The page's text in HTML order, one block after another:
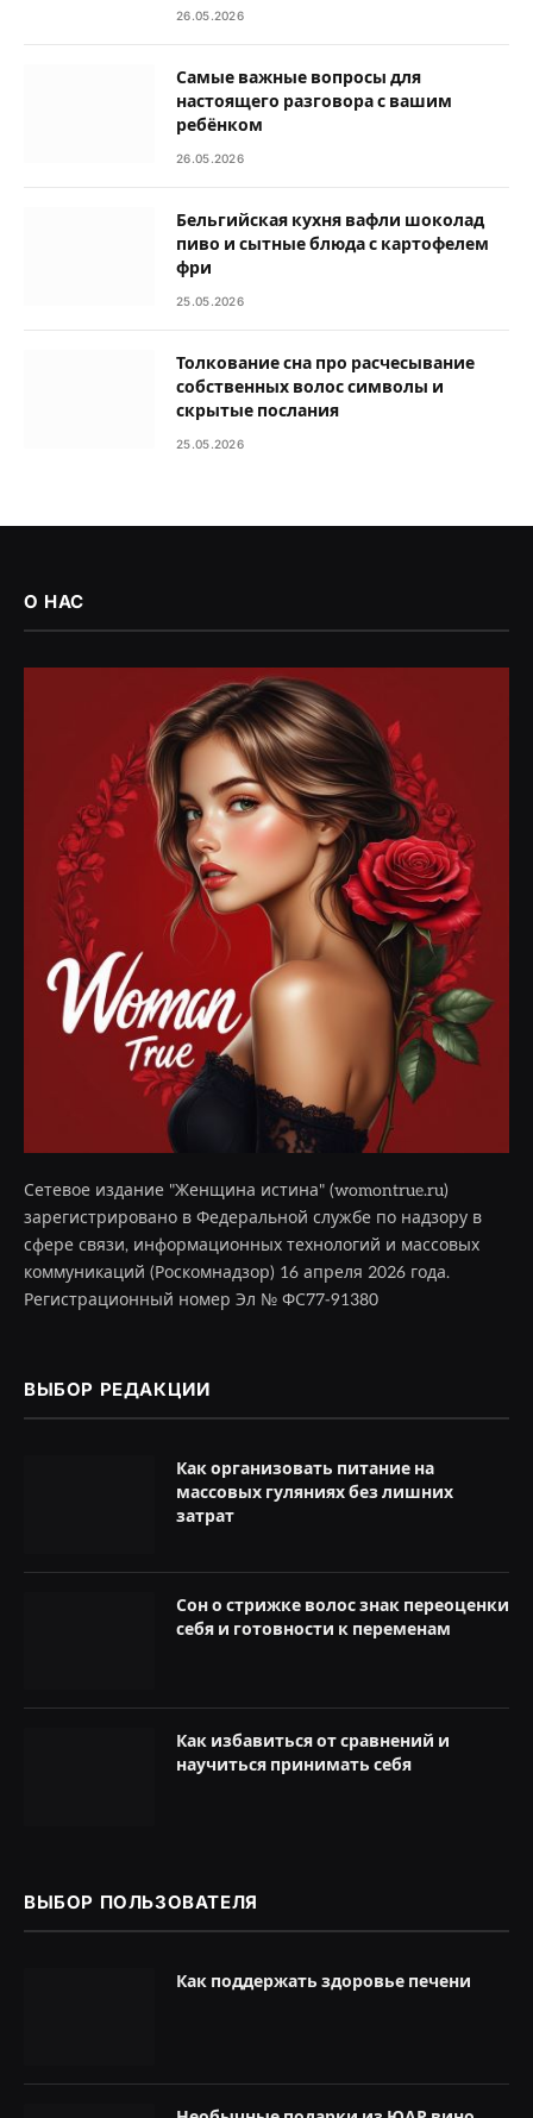
26.05.2026
Самые важные вопросы для
настоящего разговора с вашим
ребёнком
26.05.2026
Бельгийская кухня вафли шоколад
пиво и сытные блюда с картофелем
фри
25.05.2026
Толкование сна про расчесывание
собственных волос символы и
скрытые послания
25.05.2026
О НАС
Сетевое издание "Женщина истина" (womontrue.ru)
зарегистрировано в Федеральной службе по надзору в
сфере связи, информационных технологий и массовых
коммуникаций (Роскомнадзор) 16 апреля 2026 года.
Регистрационный номер Эл № ФС77-91380
ВЫБОР РЕДАКЦИИ
Как организовать питание на
массовых гуляниях без лишних
затрат
Сон о стрижке волос знак переоценки
себя и готовности к переменам
Как избавиться от сравнений и
научиться принимать себя
ВЫБОР ПОЛЬЗОВАТЕЛЯ
Как поддержать здоровье печени